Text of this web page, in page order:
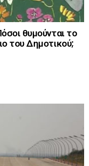
θυμούνται το
του Δημοτικού;